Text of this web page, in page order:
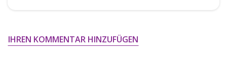
IHREN KOMMENTAR HINZUFÜGEN